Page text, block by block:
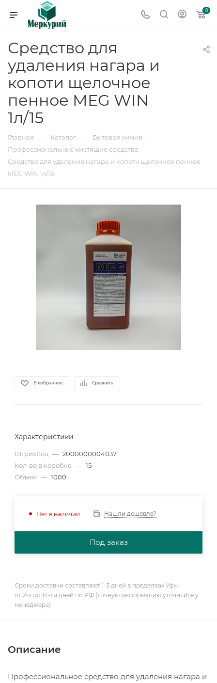
0
Средство для
удаления нагара и
копоти щелочное
пенное MEG WIN
1л/15
Главная — Каталог — Бытовая химия —
Профессиональные чистящие средства —
Средство для удаления нагара и копоти щелочное пенное
MEG WIN 1л/15
В избранное Сравнить
Характеристики
ШтрихКод — 2000000004037
Кол-во в коробке — 15
Объем — 1000
Нет в наличии Нашли дешевле?
Под заказ
Сроки доставки составляют 1-3 дней в пределеах Уфы
от 2-х до 14-ти дней по РФ (точную информацию уточняйте у
менеджера).
Описание
Профессиональное средство для удаления нагара и